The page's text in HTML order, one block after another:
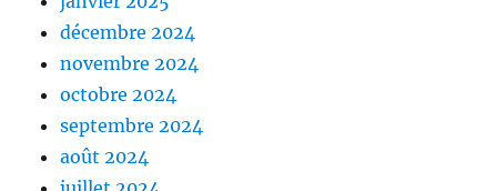
décembre 2024
novembre 2024
octobre 2024
septembre 2024
août 2024